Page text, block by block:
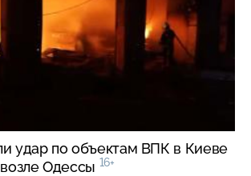
удар по объектам ВПК в Киеве
Одессы 16+